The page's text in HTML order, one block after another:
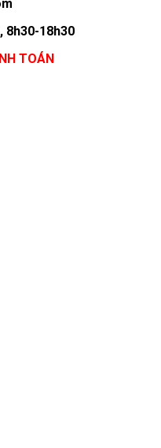
8h30-18h30
TOÁN